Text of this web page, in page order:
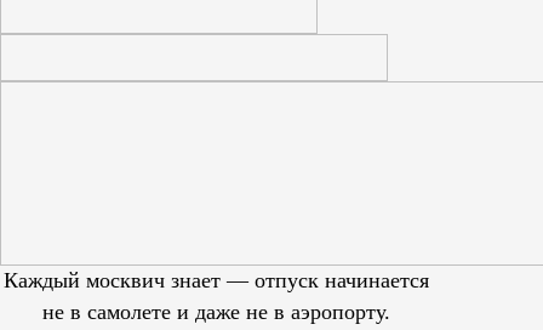
Каждый москвич знает — отпуск начинается
не в самолете и даже не в аэропорту.